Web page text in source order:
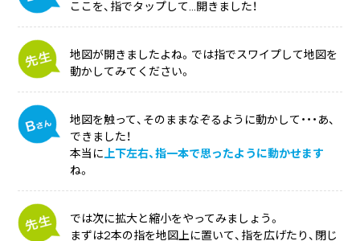
ここを、指でタップして…開きました！
地図が開きましたよね。では指でスワイプして地図を
動かしてみてください。
地図を触って、そのままなぞるように動かして・・・あ、
できました！
本当に上下左右、指一本で思ったように動かせます
ね。
では次に拡大と縮小をやってみましょう。
まずは2本の指を地図上に置いて、指を広げたり、閉じ